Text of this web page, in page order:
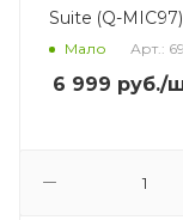
Suite (Q-MIC97)
Мало Арт.:
6 999 руб./